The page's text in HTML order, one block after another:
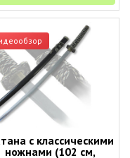
с классическими
ножнами (102 см,